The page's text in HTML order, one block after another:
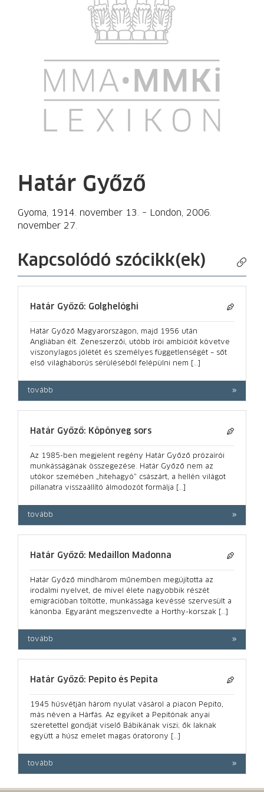
Határ Győző
Gyoma, 1914. november 13. – London, 2006.
november 27.
Kapcsolódó szócikk(ek)
Határ Győző: Golghelóghi
Határ Győző Magyarországon, majd 1956 után
Angliában élt. Zeneszerzői, utóbb írói ambícióit követve
viszonylagos jólétét és személyes függetlenségét – sőt
első világháborús sérüléséből felépülni nem […]
tovább
Határ Győző: Köpönyeg sors
Az 1985-ben megjelent regény Határ Győző prózaírói
munkásságának összegezése. Határ Győző nem az
utókor szemében „hitehagyó” császárt, a hellén világot
pillanatra visszaállító álmodozót formálja […]
tovább
Határ Győző: Medaillon Madonna
Határ Győző mindhárom műnemben megújította az
irodalmi nyelvet, de mivel élete nagyobbik részét
emigrációban töltötte, munkássága kevéssé szervesült a
kánonba. Egyaránt megszenvedte a Horthy-korszak […]
tovább
Határ Győző: Pepito és Pepita
1945 húsvétján három nyulat vásárol a piacon Pepito,
más néven a Hárfás. Az egyiket a Pepitónak anyai
szeretettel gondját viselő Bábikának viszi; ők laknak
együtt a húsz emelet magas óratorony […]
tovább